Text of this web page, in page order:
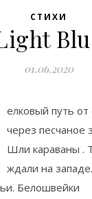
СТИХИ
01.06.2020
елковый путь
через песчаное
Шли караваны .
ждали на
Белошвейки